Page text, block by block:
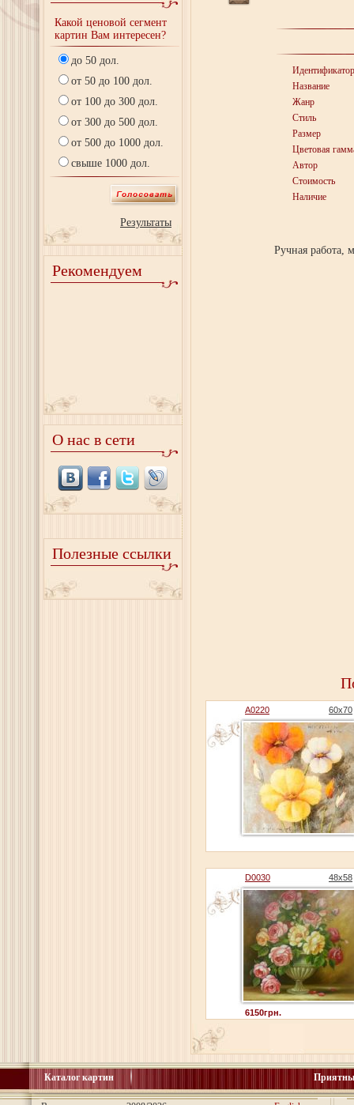
Какой ценовой сегмент
картин Вам интересен?
до 50 дол.
от 50 до 100 дол.
от 100 до 300 дол.
от 300 до 500 дол.
от 500 до 1000 дол.
свыше 1000 дол.
Результаты
Рекомендуем
О нас в сети
Полезные ссылки
Идентификатор
Название
Жанр
Стиль
Размер
Цветовая
Автор
Стоимость
Наличие
Ручная работа,
A0220 60x70
D0030 48x58
6150грн.
Каталог картин